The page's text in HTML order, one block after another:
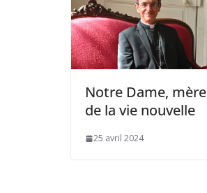
Notre Dame, mère
de la vie nouvelle
25 avril 2024